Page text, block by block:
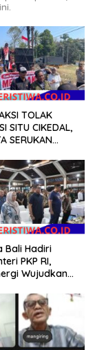
TOLAK
SITU CIKEDAL,
SERUKAN
Bali Hadiri
PKP RI,
Wujudkan